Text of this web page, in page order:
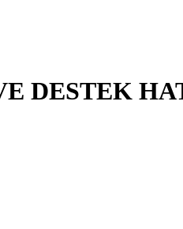
DESTEK